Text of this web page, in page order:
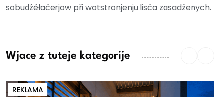
sobudźěłaćerjow při wotstronjenju lisća zasadźenych.
Wjace z tuteje kategorije
REKLAMA